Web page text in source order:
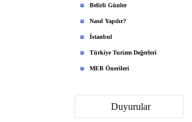
Belirli Günler
Nasıl Yapılır?
İstanbul
Türkiye Turizm Değerleri
MEB Önerileri
Duyurular